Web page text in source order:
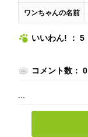
ワンちゃんの名前
いいわん! ： 5
コメント数： 0